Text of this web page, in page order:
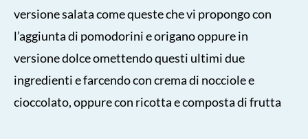
versione salata come queste che vi propongo con
l’aggiunta di pomodorini e origano oppure in
versione dolce omettendo questi ultimi due
ingredienti e farcendo con crema di nocciole e
cioccolato, oppure con ricotta e composta di frutta